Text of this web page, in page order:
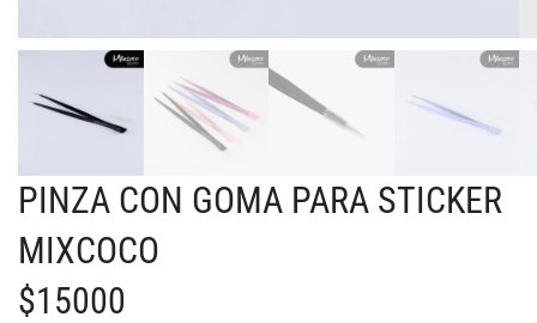
PINZA CON GOMA PARA STICKER
MIXCOCO
$15000